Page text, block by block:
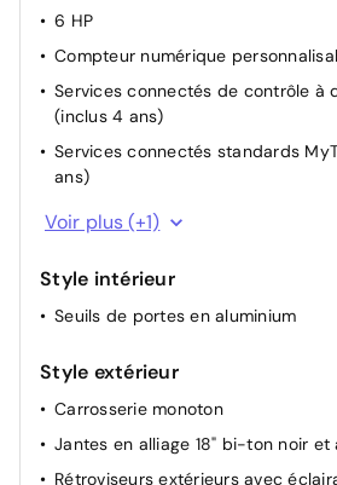
"Smart Entry &amp, Start"
Volant en cuir synthétique
6 HP
Compteur numérique
Services connectés de contrôle à
(inclus 4 ans)
Services connectés standards
ans)
Caméra de recul
Voir plus (+1)
Style intérieur
Seuils de portes en aluminium
Style extérieur
Carrosserie monoton
Jantes en alliage 18" bi-ton noir et
Rétroviseurs extérieurs avec